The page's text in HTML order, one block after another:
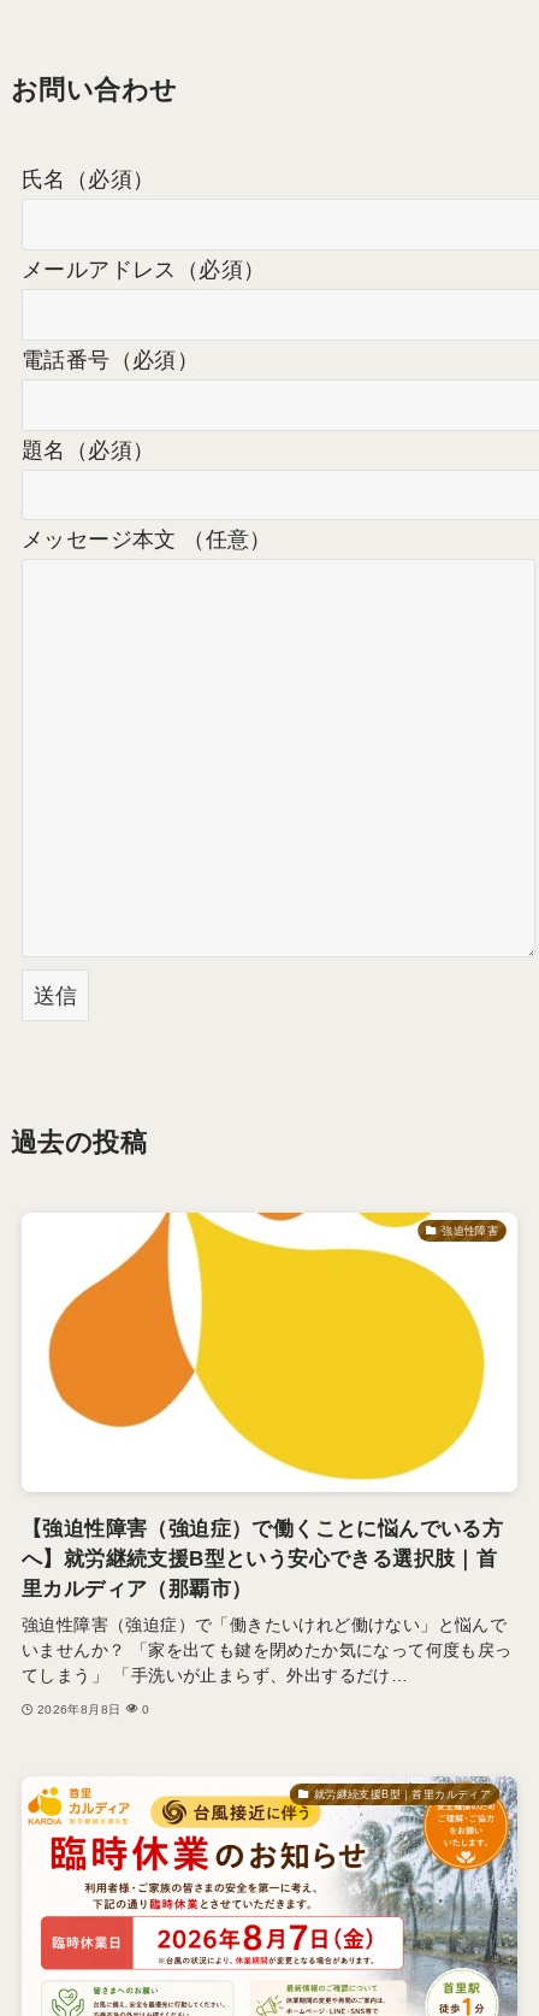
お問い合わせ
氏名 （必須）
メールアドレス （必須）
電話番号 （必須）
題名 （必須）
メッセージ本文 （任意）
過去の投稿
強迫性障害
【強迫性障害（強迫症）で働くことに悩んでいる方
へ】就労継続支援B型という安心できる選択肢｜首
里カルディア（那覇市）
強迫性障害（強迫症）で「働きたいけれど働けない」と悩んで
いませんか？ 「家を出ても鍵を閉めたか気になって何度も戻っ
てしまう」 「手洗いが止まらず、外出するだけ…
2026年8月8日 0
就労継続支援B型｜首里カルディア